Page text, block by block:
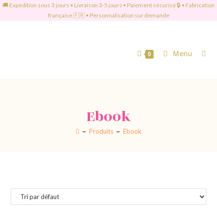
🚚 Expédition sous 3 jours • Livraison 3-5 jours • Paiement sécurisé 🔒 • Fabrication
française 🇫🇷 • Personnalisation sur demande
0 Menu
Ebook
~ Produits ~ Ebook